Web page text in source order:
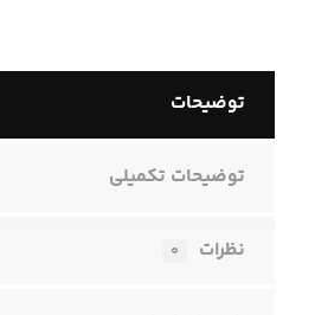
توضیحات
توضیحات تکمیلی
نظرات ۰